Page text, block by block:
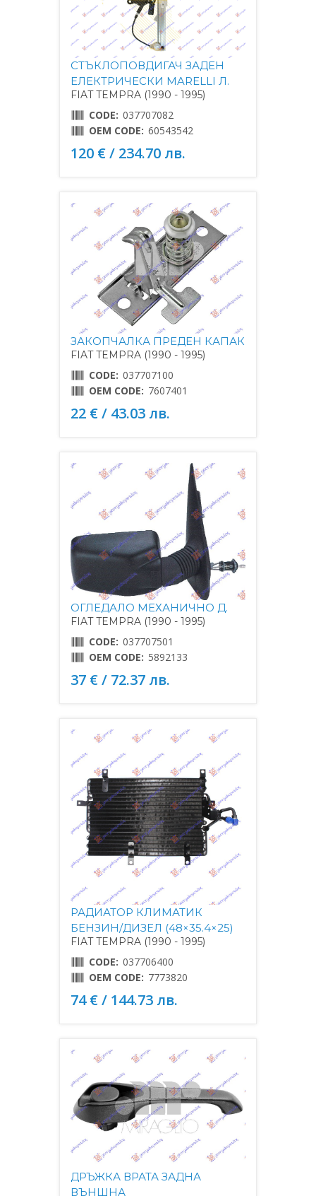
СТЪКЛОПОВДИГАЧ ЗАДЕН
ЕЛЕКТРИЧЕСКИ MARELLI Л.
FIAT TEMPRA (1990 - 1995)
CODE: 037707082
OEM CODE: 60543542
120 € / 234.70 лв.
ЗАКОПЧАЛКА ПРЕДЕН КАПАК
FIAT TEMPRA (1990 - 1995)
CODE: 037707100
OEM CODE: 7607401
22 € / 43.03 лв.
ОГЛЕДАЛО МЕХАНИЧНО Д.
FIAT TEMPRA (1990 - 1995)
CODE: 037707501
OEM CODE: 5892133
37 € / 72.37 лв.
РАДИАТОР КЛИМАТИК
БЕНЗИН/ДИЗЕЛ (48×35.4×25)
FIAT TEMPRA (1990 - 1995)
CODE: 037706400
OEM CODE: 7773820
74 € / 144.73 лв.
ДРЪЖКА ВРАТА ЗАДНА
ВЪНШНА